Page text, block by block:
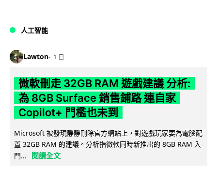
人工智能
Lawton 1 日
微軟刪走 32GB RAM 遊戲建議 分析:
為 8GB Surface 銷售鋪路 連自家
Copilot+ 門檻也未到
Microsoft 被發現靜靜刪除官方網站上，對遊戲玩家要為電腦配
置 32GB RAM 的建議。分析指微軟同時新推出的 8GB RAM 入
門...
閱讀全文